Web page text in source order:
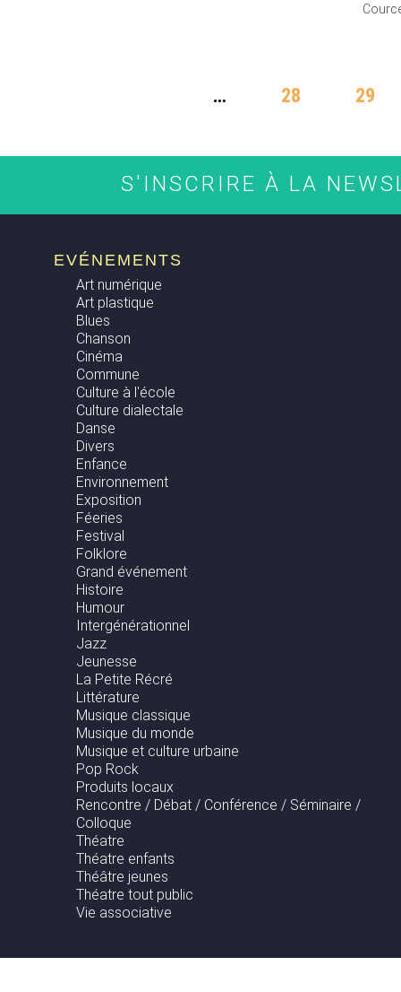
… 28 29
S'INSCRIRE À LA
EVÉNEMENTS
Art numérique
Art plastique
Blues
Chanson
Cinéma
Commune
Culture à l'école
Culture dialectale
Danse
Divers
Enfance
Environnement
Exposition
Féeries
Festival
Folklore
Grand événement
Histoire
Humour
Intergénérationnel
Jazz
Jeunesse
La Petite Récré
Littérature
Musique classique
Musique du monde
Musique et culture urbaine
Pop Rock
Produits locaux
Rencontre / Débat / Conférence / Séminaire /
Colloque
Théatre
Théatre enfants
Théâtre jeunes
Théatre tout public
Vie associative